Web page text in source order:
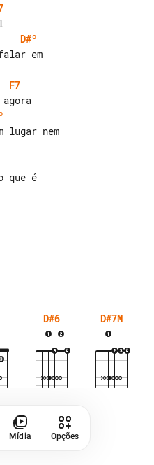
D#º
em
F7
lugar nem
D#6 D#7M
Mídia Opções